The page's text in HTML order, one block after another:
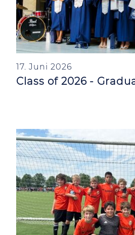
17. Juni 2026
Class of 2026 -